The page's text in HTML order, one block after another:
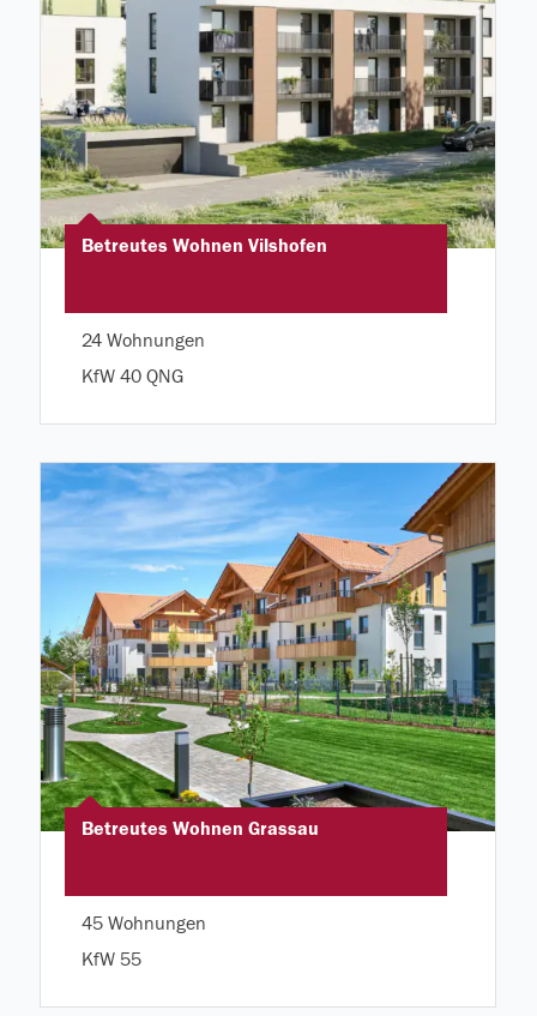
Betreutes Wohnen Vilshofen
24 Wohnungen
KfW 40 QNG
Betreutes Wohnen Grassau
45 Wohnungen
KfW 55